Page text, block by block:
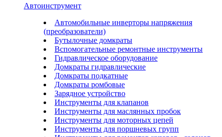
Автоинструмент
Автомобильные инверторы напряжения
(преобразователи)
Бутылочные домкраты
Вспомогательные ремонтные инструменты
Гидравлическое оборудование
Домкраты гидравлические
Домкраты подкатные
Домкраты ромбовые
Зарядное устройство
Инструменты для клапанов
Инструменты для маслянных пробок
Инструменты для моторных цепей
Инструменты для поршневых групп